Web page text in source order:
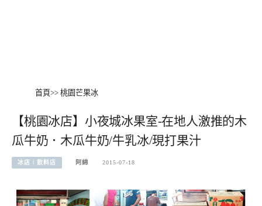
首頁>> 桃園芒果冰
【桃園冰店】小夜城冰果室-在地人激推的木
瓜牛奶．木瓜牛奶/牛乳冰/現打果汁
冰店︱飲料店 阿綿 2015-07-18